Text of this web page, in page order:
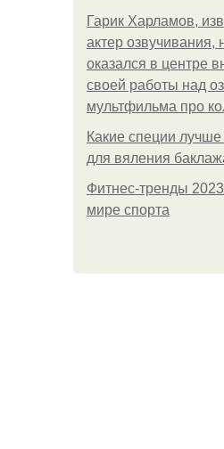
Гарик Харламов,
актер озвучивания,
оказался в центре
своей работы над
мультфильма про
Какие специи лучше
для вяления
Фитнес-тренды
мире спорта